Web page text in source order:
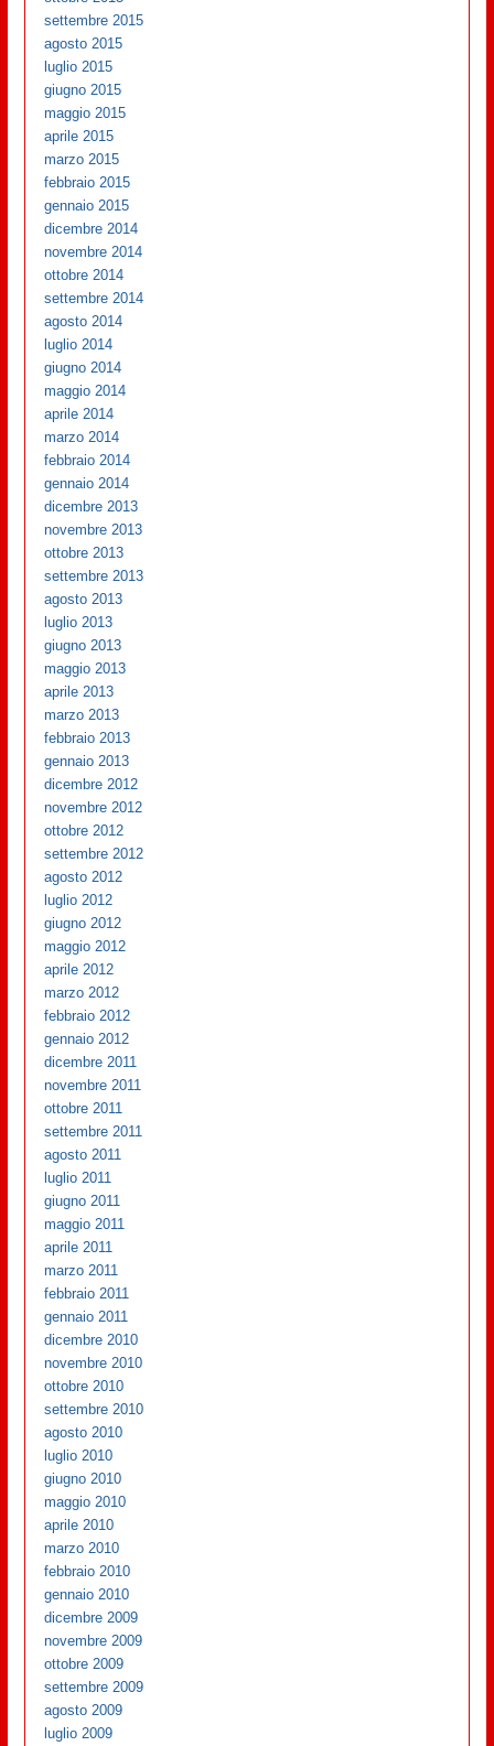
settembre 2015
agosto 2015
luglio 2015
giugno 2015
maggio 2015
aprile 2015
marzo 2015
febbraio 2015
gennaio 2015
dicembre 2014
novembre 2014
ottobre 2014
settembre 2014
agosto 2014
luglio 2014
giugno 2014
maggio 2014
aprile 2014
marzo 2014
febbraio 2014
gennaio 2014
dicembre 2013
novembre 2013
ottobre 2013
settembre 2013
agosto 2013
luglio 2013
giugno 2013
maggio 2013
aprile 2013
marzo 2013
febbraio 2013
gennaio 2013
dicembre 2012
novembre 2012
ottobre 2012
settembre 2012
agosto 2012
luglio 2012
giugno 2012
maggio 2012
aprile 2012
marzo 2012
febbraio 2012
gennaio 2012
dicembre 2011
novembre 2011
ottobre 2011
settembre 2011
agosto 2011
luglio 2011
giugno 2011
maggio 2011
aprile 2011
marzo 2011
febbraio 2011
gennaio 2011
dicembre 2010
novembre 2010
ottobre 2010
settembre 2010
agosto 2010
luglio 2010
giugno 2010
maggio 2010
aprile 2010
marzo 2010
febbraio 2010
gennaio 2010
dicembre 2009
novembre 2009
ottobre 2009
settembre 2009
agosto 2009
luglio 2009